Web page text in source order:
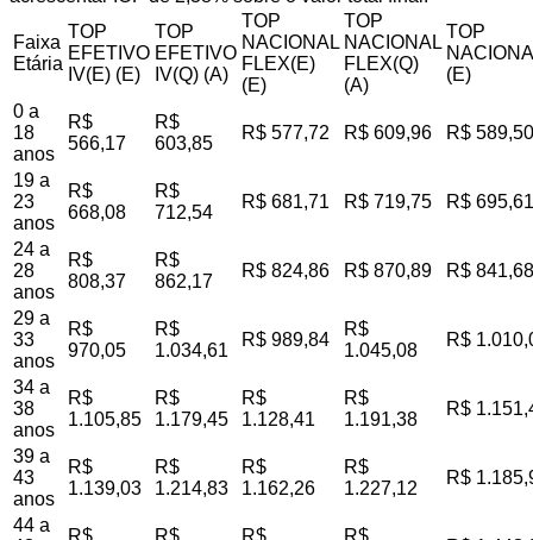
Faixa
Etária
TOP
EFETIVO
IV(E) (E)
TOP
EFETIVO
IV(Q) (A)
TOP
NACIONAL
FLEX(E)
(E)
TOP
NACIONAL
FLEX(Q)
(A)
TOP
(E)
0 a
18
anos
R$
566,17
R$
603,85
R$ 577,72 R$ 609,96 R$ 589,50
19 a
23
anos
R$
668,08
R$
712,54
R$ 681,71 R$ 719,75 R$ 695,61
24 a
28
anos
R$
808,37
R$
862,17
R$ 824,86 R$ 870,89 R$ 841,68
29 a
33
anos
R$
970,05
R$
1.034,61
R$ 989,84
R$
1.045,08
R$
34 a
38
anos
R$
1.105,85
R$
1.179,45
R$
1.128,41
R$
1.191,38
R$
39 a
43
anos
R$
1.139,03
R$
1.214,83
R$
1.162,26
R$
1.227,12
R$
44 a